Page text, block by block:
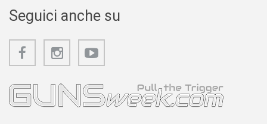
Seguici anche su